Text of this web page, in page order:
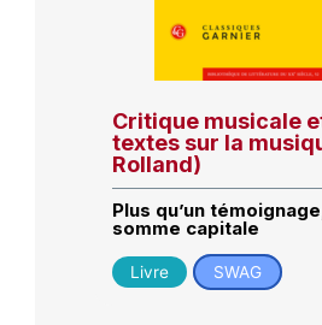
Critique musicale
textes sur la
Rolland)
Plus qu’un
somme capitale
Livre SWAG